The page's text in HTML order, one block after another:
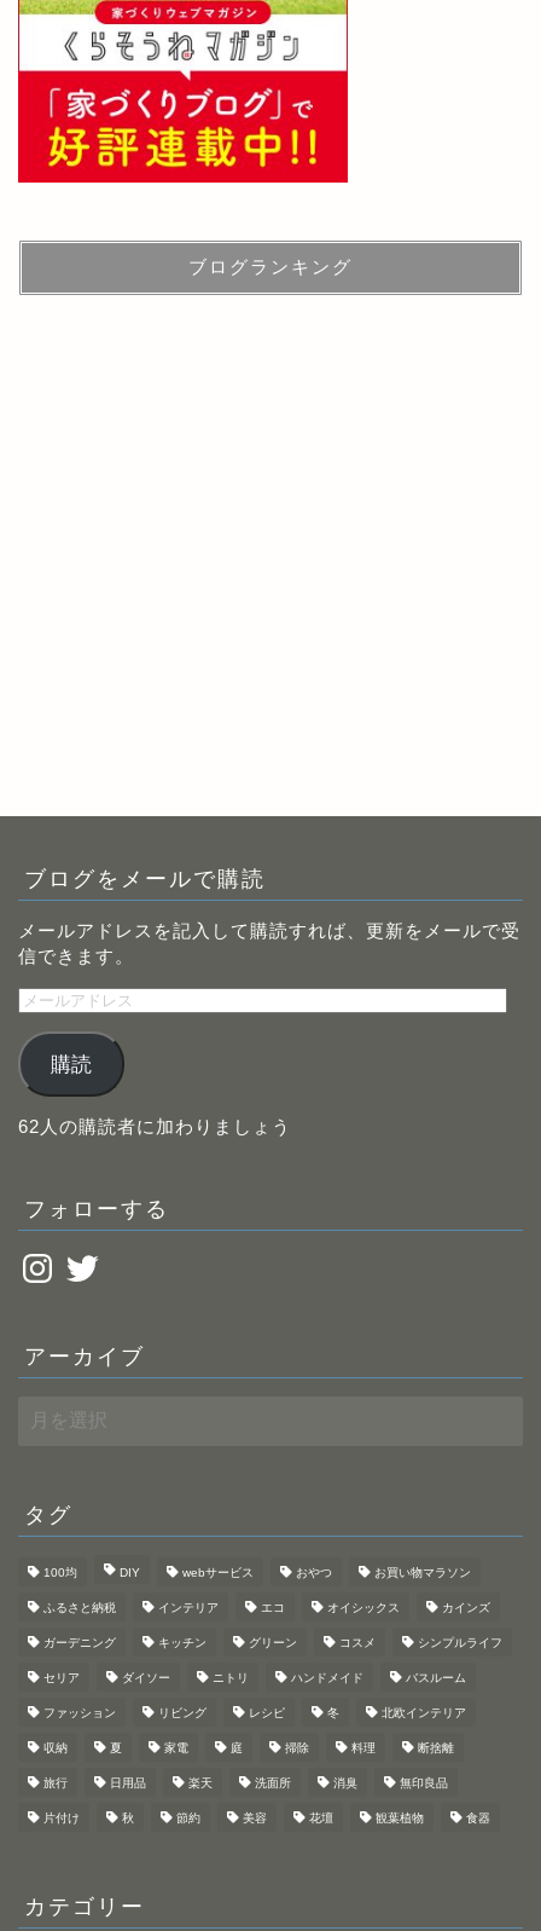
ブログランキング
ブログをメールで購読
メールアドレスを記入して購読すれば、更新をメールで受
信できます。
メ
ル
ア
ド
レ
購読
62人の購読者に加わりましょう
フォローする
Instagram
Twitter
アーカイブ
ー
ブ
タグ
100均 DIY webサービス おやつ お買い物マラソン
ふるさと納税 インテリア エコ オイシックス カインズ
ガーデニング キッチン グリーン コスメ シンプルライフ
セリア ダイソー ニトリ ハンドメイド バスルーム
ファッション リビング レシピ 冬 北欧インテリア
収納 夏 家電 庭 掃除 料理 断捨離
旅行 日用品 楽天 洗面所 消臭 無印良品
片付け 秋 節約 美容 花壇 観葉植物 食器
カテゴリー